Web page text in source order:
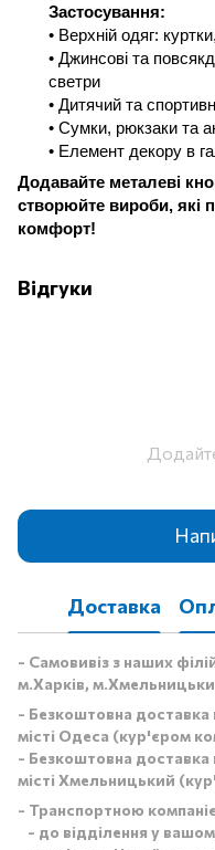
Застосування:
• Верхній одяг:
• Джинсові та
светри
• Дитячий та
• Сумки, рюкзаки та
• Елемент декору в
Додавайте металеві
створюйте вироби, які
комфорт!
Відгуки
Доставка
- Самовивіз з наших
м.Харків,
- Безкоштовна доставка
місті Одеса (кур'єром
- Безкоштовна доставка
місті Хмельницький
- Транспортною
- до відділення у